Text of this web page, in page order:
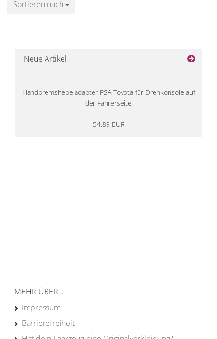
Sortieren nach
Sortieren nach
Neue Artikel
Handbremshebeladapter PSA Toyota für Drehkonsole auf
der Fahrerseite
54,89 EUR
MEHR ÜBER...
Impressum
Barrierefreiheit